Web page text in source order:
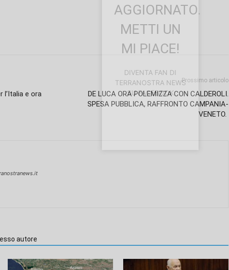
l’Italia e ora
Prossimo articolo
DE LUCA ORA POLEMIZZA CON CALDEROLI.
SPESA PUBBLICA, RAFFRONTO CAMPANIA-
VENETO.
autore
AGGIORNATO.
METTI UN
MI PIACE!
DIVENTA FAN DI
TERRANOSTRA NEWS
SU FACEBOOK